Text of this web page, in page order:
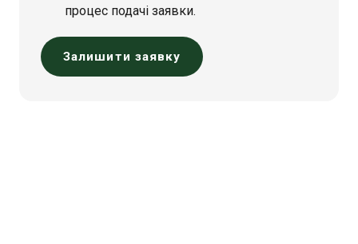
процес подачі заявки.
Залишити заявку